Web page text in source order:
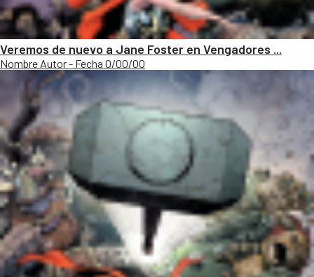
Veremos de nuevo a Jane Foster en Vengadores ...
Nombre Autor - Fecha 0/00/00